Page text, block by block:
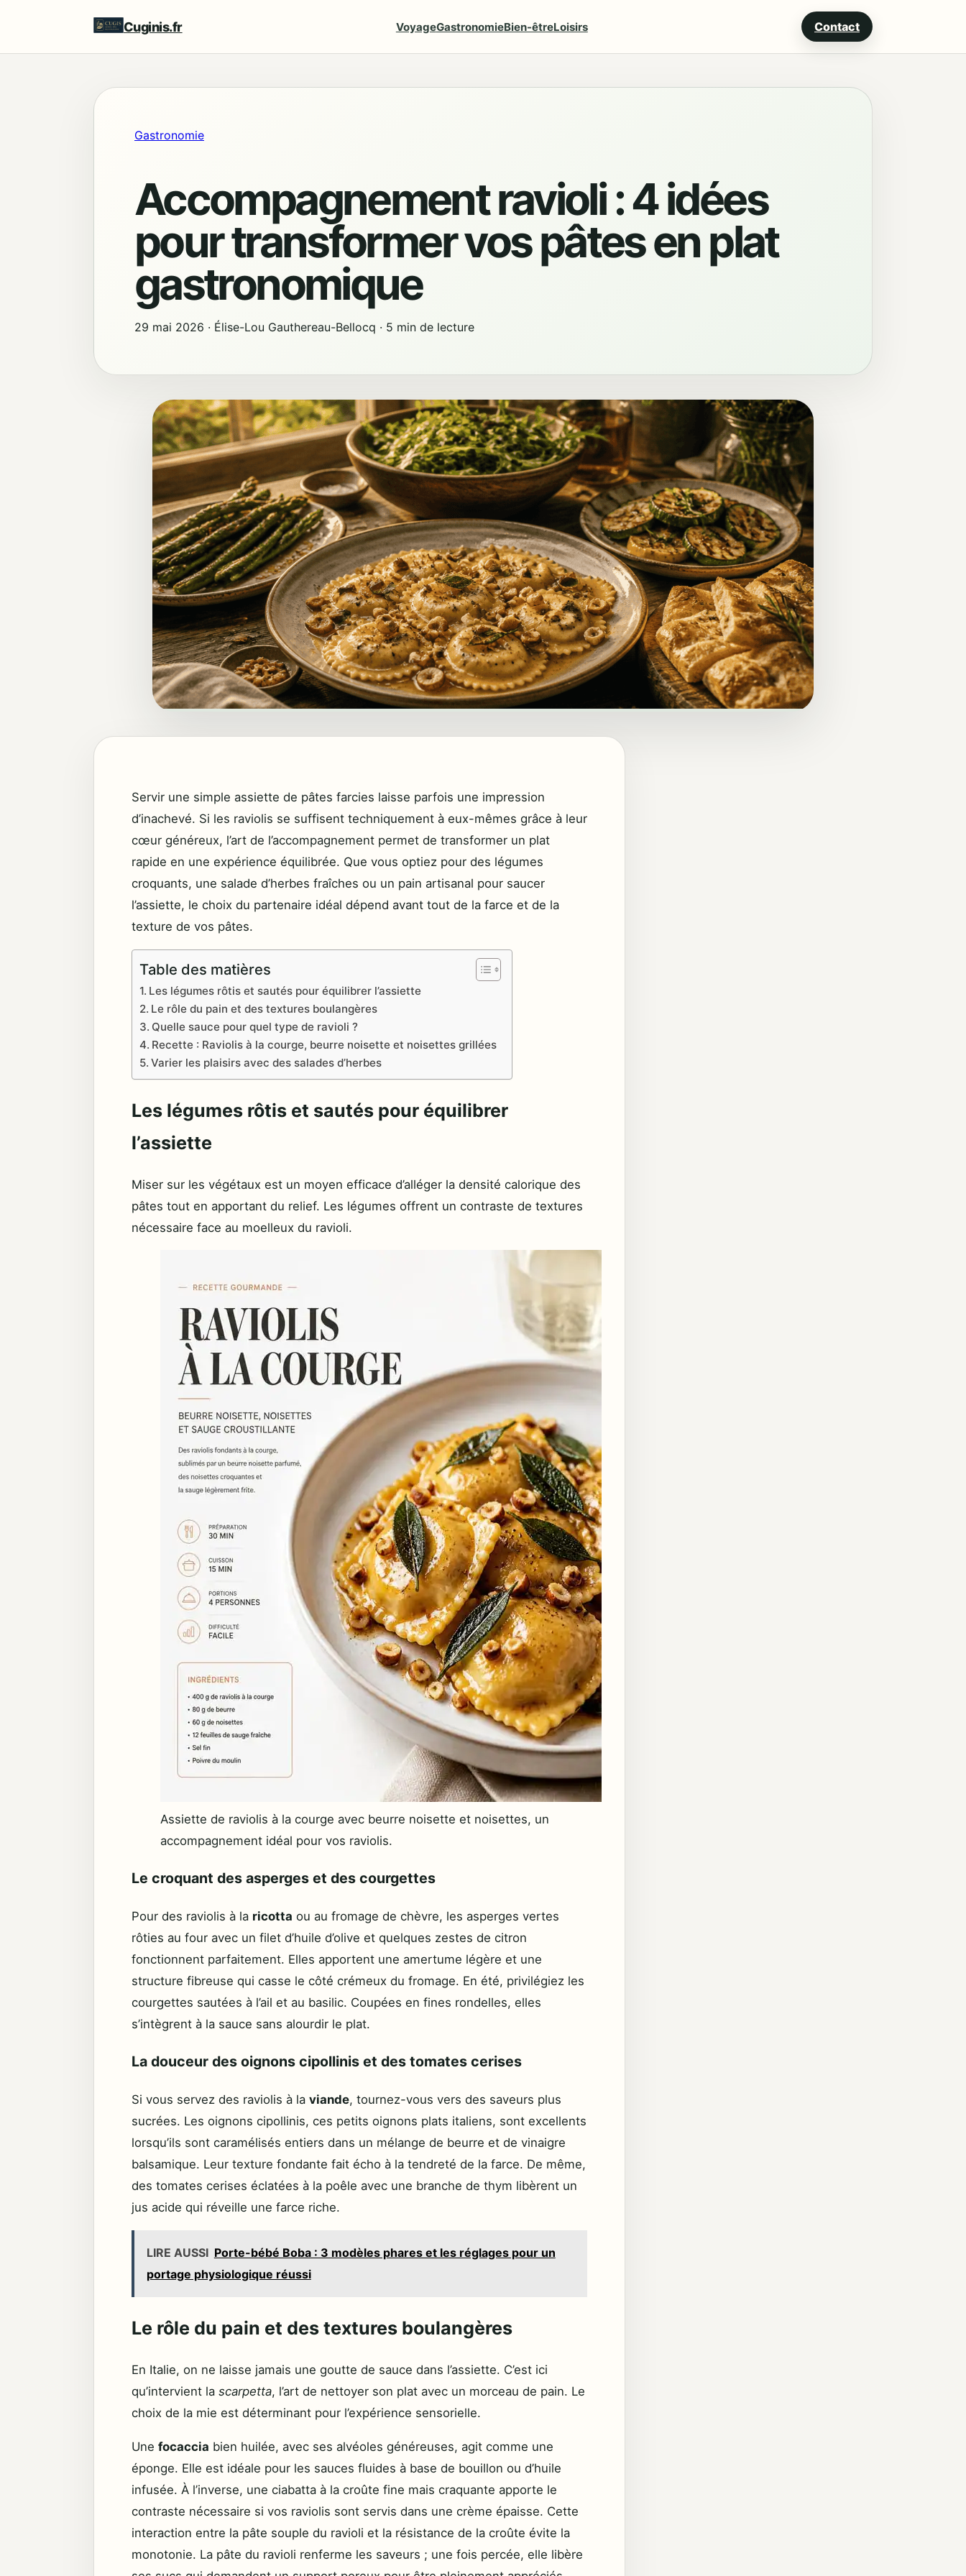
Cuginis.fr VoyageGastronomieBien-êtreLoisirs Contact
Gastronomie
Accompagnement ravioli : 4 idées
pour transformer vos pâtes en plat
gastronomique
29 mai 2026 · Élise-Lou Gauthereau-Bellocq · 5 min de lecture
Servir une simple assiette de pâtes farcies laisse parfois une impression
d’inachevé. Si les raviolis se suffisent techniquement à eux-mêmes grâce à leur
cœur généreux, l’art de l’accompagnement permet de transformer un plat
rapide en une expérience équilibrée. Que vous optiez pour des légumes
croquants, une salade d’herbes fraîches ou un pain artisanal pour saucer
l’assiette, le choix du partenaire idéal dépend avant tout de la farce et de la
texture de vos pâtes.
Table des matières
Les légumes rôtis et sautés pour équilibrer l’assiette
Le rôle du pain et des textures boulangères
Quelle sauce pour quel type de ravioli ?
Recette : Raviolis à la courge, beurre noisette et noisettes grillées
Varier les plaisirs avec des salades d’herbes
Les légumes rôtis et sautés pour équilibrer
l’assiette
Miser sur les végétaux est un moyen efficace d’alléger la densité calorique des
pâtes tout en apportant du relief. Les légumes offrent un contraste de textures
nécessaire face au moelleux du ravioli.
Assiette de raviolis à la courge avec beurre noisette et noisettes, un
accompagnement idéal pour vos raviolis.
Le croquant des asperges et des courgettes
Pour des raviolis à la ricotta ou au fromage de chèvre, les asperges vertes
rôties au four avec un filet d’huile d’olive et quelques zestes de citron
fonctionnent parfaitement. Elles apportent une amertume légère et une
structure fibreuse qui casse le côté crémeux du fromage. En été, privilégiez les
courgettes sautées à l’ail et au basilic. Coupées en fines rondelles, elles
s’intègrent à la sauce sans alourdir le plat.
La douceur des oignons cipollinis et des tomates cerises
Si vous servez des raviolis à la viande, tournez-vous vers des saveurs plus
sucrées. Les oignons cipollinis, ces petits oignons plats italiens, sont excellents
lorsqu’ils sont caramélisés entiers dans un mélange de beurre et de vinaigre
balsamique. Leur texture fondante fait écho à la tendreté de la farce. De même,
des tomates cerises éclatées à la poêle avec une branche de thym libèrent un
jus acide qui réveille une farce riche.
LIRE AUSSI Porte-bébé Boba : 3 modèles phares et les réglages pour un
portage physiologique réussi
Le rôle du pain et des textures boulangères
En Italie, on ne laisse jamais une goutte de sauce dans l’assiette. C’est ici
qu’intervient la scarpetta, l’art de nettoyer son plat avec un morceau de pain. Le
choix de la mie est déterminant pour l’expérience sensorielle.
Une focaccia bien huilée, avec ses alvéoles généreuses, agit comme une
éponge. Elle est idéale pour les sauces fluides à base de bouillon ou d’huile
infusée. À l’inverse, une ciabatta à la croûte fine mais craquante apporte le
contraste nécessaire si vos raviolis sont servis dans une crème épaisse. Cette
interaction entre la pâte souple du ravioli et la résistance de la croûte évite la
monotonie. La pâte du ravioli renferme les saveurs ; une fois percée, elle libère